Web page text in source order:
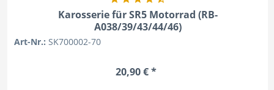
Karosserie für SR5 Motorrad (RB-
A038/39/43/44/46)
Art-Nr.:SK700002-70
20,90 € *